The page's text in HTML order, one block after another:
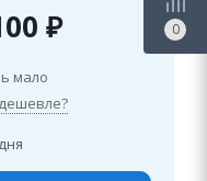
₽
мало
0